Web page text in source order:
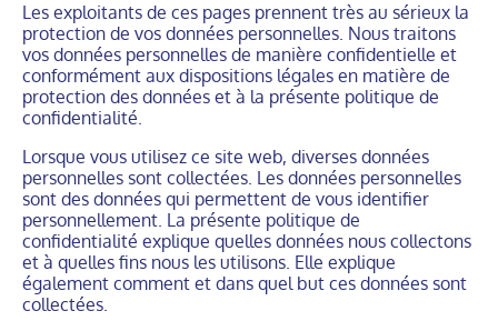
Les exploitants de ces pages prennent très au sérieux la
protection de vos données personnelles. Nous traitons
vos données personnelles de manière confidentielle et
conformément aux dispositions légales en matière de
protection des données et à la présente politique de
confidentialité.
Lorsque vous utilisez ce site web, diverses données
personnelles sont collectées. Les données personnelles
sont des données qui permettent de vous identifier
personnellement. La présente politique de
confidentialité explique quelles données nous collectons
et à quelles fins nous les utilisons. Elle explique
également comment et dans quel but ces données sont
collectées.